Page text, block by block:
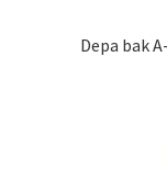
Depa bak